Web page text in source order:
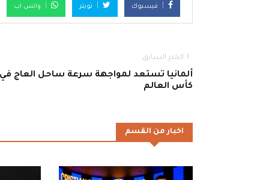
فيسبوك تويتر واتس اب
الخبر السابق
ألمانيا تستعد لمواجهة سرعة ساحل العاج في
كأس العالم
اخبار من القسم